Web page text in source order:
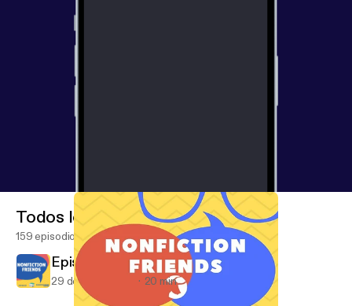
Todos los episodios
159 episodios
Episode 154: A Nonfiction Farewell
29 de jun de 2021 20 min